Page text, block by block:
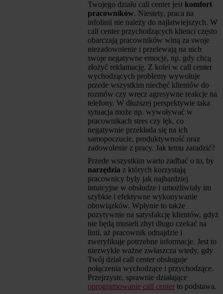
Twojego działu call center jest komfort
pracowników. Niestety, praca na
infolinii nie należy do najłatwiejszych. W
call center przychodzących klienci często
obarczają pracowników winą za swoje
niezadowolenie i przelewają na nich
swoje negatywne emocje, np. gdy chcą
złożyć reklamację. Z kolei w call center
wychodzących problemy wywołuje
przede wszystkim niechęć klientów do
rozmów czy wręcz agresywne reakcje na
telefony. W dłuższej perspektywie taka
sytuacja może np. wywoływać w
pracownikach stres czy lęk, co
negatywnie przekłada się na ich
samopoczucie, produktywność oraz
zadowolenie z pracy. Jak temu zaradzić?
Przede wszystkim warto zadbać o to, by
narzędzia z których korzystają
pracownicy były jak najbardziej
intuicyjne w obsłudze i umożliwiały im
szybkie i efektywne wykonywanie
obowiązków. Wpłynie to także
pozytywnie na satysfakcję klientów, gdyż
nie będą musieli zbyt długo czekać na
linii, aż pracownik odnajdzie i
zweryfikuje potrzebne informacje. Jest to
niezwykle ważne zwłaszcza wtedy, gdy
Twój dział call center obsługuje
połączenia wychodzące i przychodzące.
Przejrzyste, sprawnie działające
oprogramowanie call center to podstawa.